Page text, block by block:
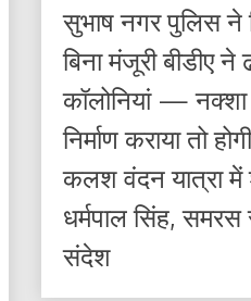
सुभाष नगर पुलिस ने
बिना मंजूरी बीडीए
कॉलोनियां — नक्शा
निर्माण कराया तो
कलश वंदन यात्रा में
धर्मपाल सिंह, समरस
संदेश